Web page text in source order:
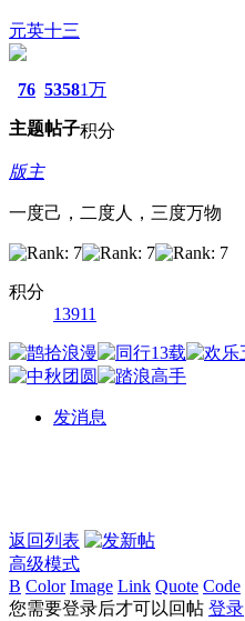
元英十三
76
主题
5358
帖子
1万
积分
版主
一度己，二度人，三度万物
积分
13911
发消息
返回列表
高级模式
B Color Image Link Quote Code
您需要登录后才可以回帖 登录